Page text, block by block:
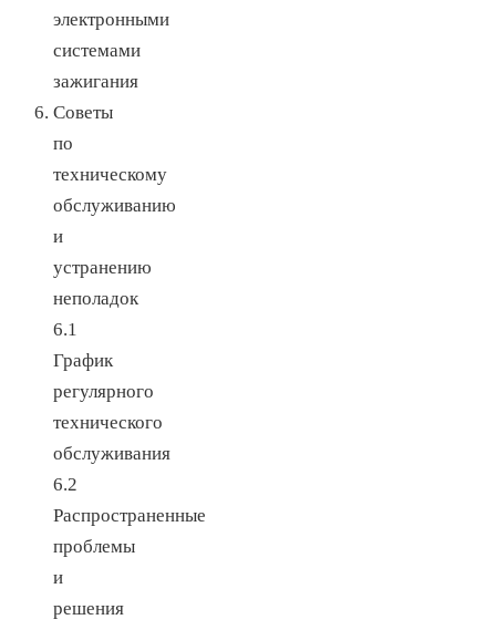
электронными
системами
зажигания
Советы
по
техническому
обслуживанию
и
устранению
неполадок
6.1
График
регулярного
технического
обслуживания
6.2
Распространенные
проблемы
и
решения